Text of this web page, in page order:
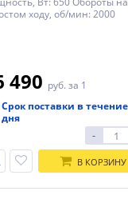
ходу, об/мин: 2000
490 руб. за 1
Срок поставки в течение
дня
-
В КОРЗИНУ